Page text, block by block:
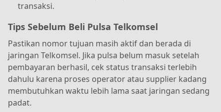
transaksi.
Tips Sebelum Beli Pulsa Telkomsel
Pastikan nomor tujuan masih aktif dan berada di
jaringan Telkomsel. Jika pulsa belum masuk setelah
pembayaran berhasil, cek status transaksi terlebih
dahulu karena proses operator atau supplier kadang
membutuhkan waktu lebih lama saat jaringan sedang
padat.